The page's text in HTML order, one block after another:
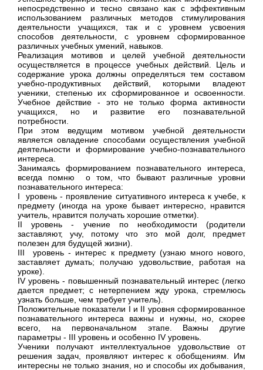
непосредственно и тесно связано как с эффективным
использованием различных методов стимулирования
деятельности учащихся, так и с уровнем усвоения
способов деятельности, с уров­нем сформированное
различных учебных умений, навыков.
Реализация мотивов и целей учебной деятель­ности
осуществляется в процессе учебных действий. Цель и
содержание урока должны определяться тем составом
учебно-продуктивных действий, которы­ми владеют
ученики, степенью их сформированное и освоенности.
Учебное действие - это не только форма активности
учащихся, но и развитие его по­знавательной
потребности.
При этом ведущим мотивом учебной деятельно­сти
является овладение способами осуществления учебной
деятельности и формирование учебно-познавательного
интереса.
Занимаясь формированием познавательного ин­тереса,
всегда помню о том, что бывают различные уровни
познавательного интереса:
I уровень - проявление ситуативного интереса к учебе, к
предмету (иногда на уроке бывает инте­ресно, нравится
учитель, нравится получать хоро­шие отметки).
II уровень - учение по необходимости (родители
заставляют, учу, потому что это мой долг, предмет
полезен для будущей жизни).
III уровень - интерес к предмету (узнаю много нового,
заставляет думать; получаю удовольствие, работая на
уроке).
IVуровень - повышенный познавательный инте­рес (легко
дается предмет; с нетерпением жду уро­ка, стремлюсь
узнать больше, чем требует учитель).
Положительные показатели I и II уровня сформиро­ванное
познавательного интереса важны и нужны, но, скорее
всего, на первоначальном этапе. Важны другие
параметры - III уровень и особенно IVуровень.
Ученики получают интеллектуальное удоволь­ствие от
решения задач, проявляют интерес к обоб­щениям. Им
интересны не только знания, но и способы их добывания,